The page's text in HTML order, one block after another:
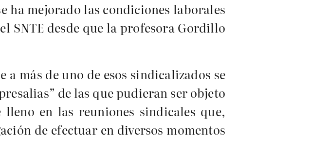
ha mejorado las condiciones laborales
SNTE desde que la profesora Gordillo
más de uno de esos sindicalizados se
de las que pudieran ser objeto
en las reuniones sindicales que,
de efectuar en diversos momentos